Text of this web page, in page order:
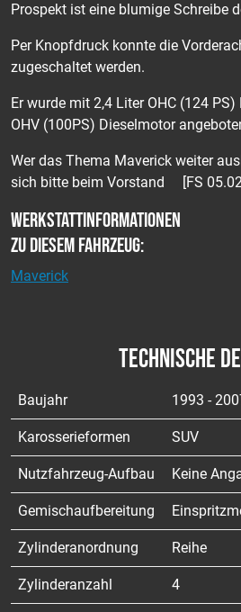
Prospekt ist eine blumige Schreibe
Per Knopfdruck konnte die
zugeschaltet werden.
Er wurde mit 2,4 Liter OHC (124
OHV (100PS) Dieselmotor
Wer das Thema Maverick weiter
sich bitte beim Vorstand [FS
Werkstattinformationen
zu diesem Fahrzeug:
Maverick
TECHNISCHE
Baujahr 1993 -
Karosserieformen SUV
Nutzfahrzeug-Aufbau Keine
Gemischaufbereitung
Zylinderanordnung Reihe
Zylinderanzahl 4